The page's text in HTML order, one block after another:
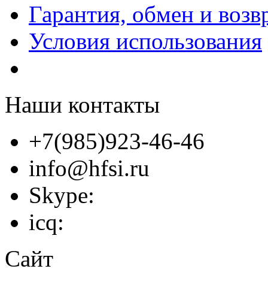
Гарантия, обмен и
Условия использования
Наши контакты
+7(985)923-46-46
info@hfsi.ru
Skype:
icq:
Сайт